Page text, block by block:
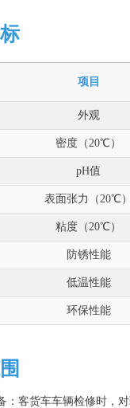
项目
外观
密度（20℃）
pH值
表面张力（20℃）
粘度（20℃）
防锈性能
低温性能
环保性能
：客货车车辆检修时，